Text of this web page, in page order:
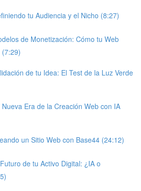
tu Audiencia y el Nicho (8:27)
de Monetización: Cómo tu Web
de tu Idea: El Test de la Luz Verde
Era de la Creación Web con IA
un Sitio Web con Base44 (24:12)
de tu Activo Digital: ¿IA o